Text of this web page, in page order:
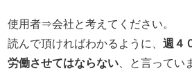
使用者⇒会社と考えてください。
読んで頂ければわかるように、週４
労働させてはならない 、と言ってい